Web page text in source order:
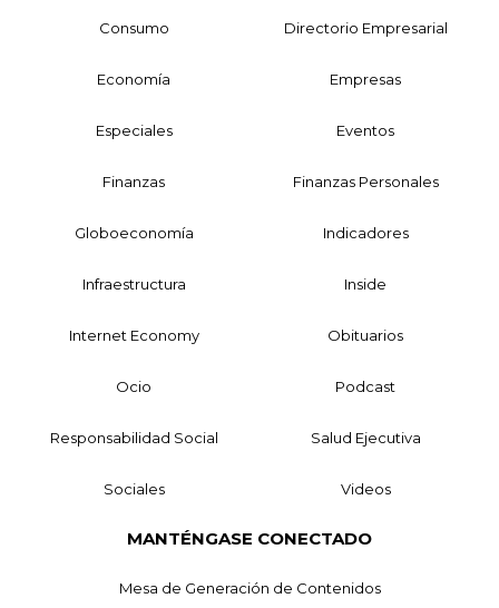
Consumo Directorio Empresarial
Economía Empresas
Especiales Eventos
Finanzas Finanzas Personales
Globoeconomía Indicadores
Infraestructura Inside
Internet Economy Obituarios
Ocio Podcast
Responsabilidad Social Salud Ejecutiva
Sociales Videos
MANTÉNGASE CONECTADO
Mesa de Generación de Contenidos